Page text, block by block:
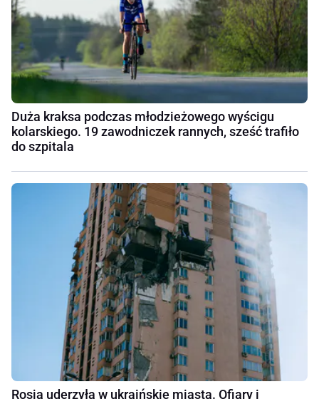
Duża kraksa podczas młodzieżowego wyścigu
kolarskiego. 19 zawodniczek rannych, sześć trafiło
do szpitala
Rosja uderzyła w ukraińskie miasta. Ofiary i